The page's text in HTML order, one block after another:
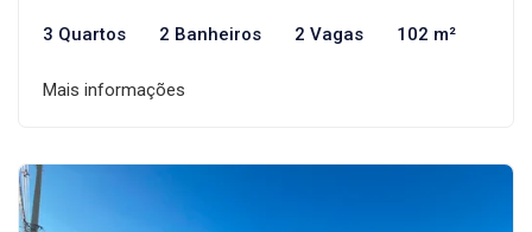
3 Quartos 2 Banheiros 2 Vagas 102 m²
Mais informações